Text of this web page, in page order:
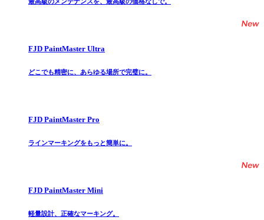
FJD PaintMaster Ultra
どこでも精密に、あらゆる場所で完璧に。
FJD PaintMaster Pro
ラインマーキングをもっと簡単に。
FJD PaintMaster Mini
軽量設計、正確なマーキング。